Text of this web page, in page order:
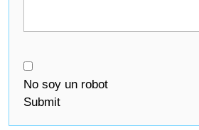
No soy un robot
Submit